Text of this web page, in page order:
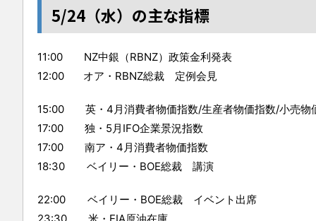
5/24（水）の主な指標
11:00 NZ中銀（RBNZ）政策金利発表
12:00 オア・RBNZ総裁 定例会見
15:00 英・4月消費者物価指数/生産者物価指数/小売物
17:00 独・5月IFO企業景況指数
17:00 南ア・4月消費者物価指数
18:30 ベイリー・BOE総裁 講演
22:00 ベイリー・BOE総裁 イベント出席